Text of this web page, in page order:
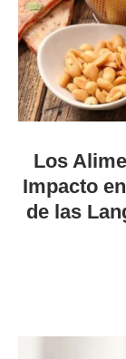
Los
Impacto
de las